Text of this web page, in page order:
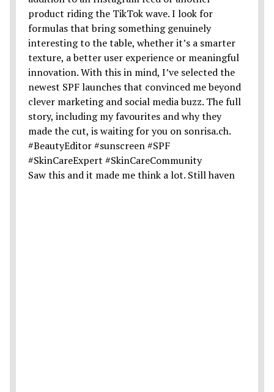
Saw this and it made me think a lot. Still haven